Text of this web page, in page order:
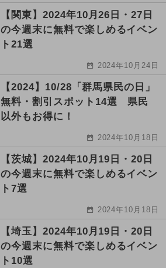
【関東】2024年10月26日・27日
の今週末に無料で楽しめるイベン
ト21選
2024年10月24日
【2024】10/28「群馬県民の日」
無料・割引スポット14選 県民
以外もお得に！
2024年10月18日
【茨城】2024年10月19日・20日
の今週末に無料で楽しめるイベン
ト7選
2024年10月18日
【埼玉】2024年10月19日・20日
の今週末に無料で楽しめるイベン
ト10選